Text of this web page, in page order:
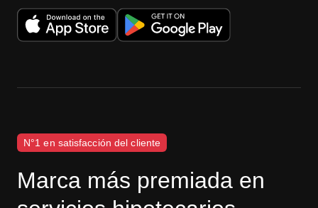
N°1 en satisfacción del cliente
Marca más premiada en